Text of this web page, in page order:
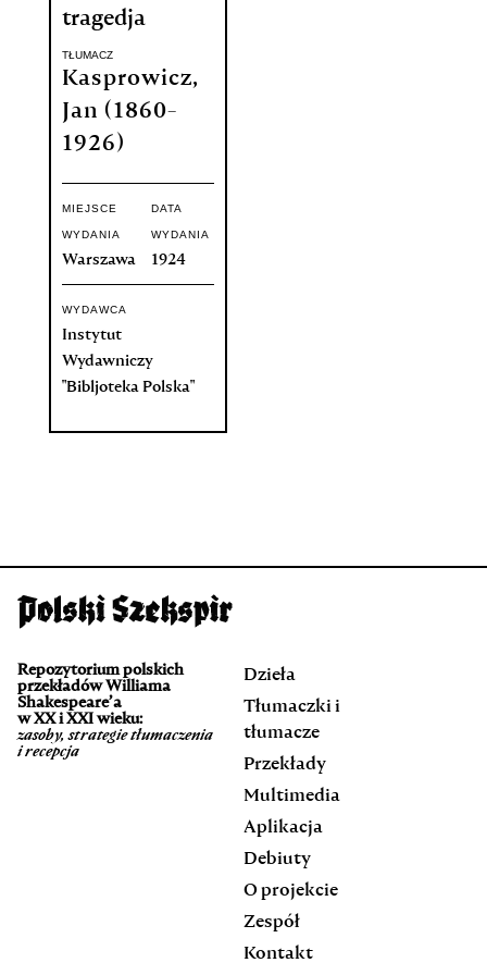
tragedja
TŁUMACZ
Kasprowicz,
Jan (1860-
1926)
MIEJSCE
WYDANIA
Warszawa
DATA
WYDANIA
1924
WYDAWCA
Instytut
Wydawniczy
"Bibljoteka Polska"
Repozytorium polskich
przekładów Williama
Shakespeare’a
w XX i XXI wieku:
zasoby, strategie tłumaczenia
i recepcja
Dzieła
Tłumaczki i
tłumacze
Przekłady
Multimedia
Aplikacja
Debiuty
O projekcie
Zespół
Kontakt